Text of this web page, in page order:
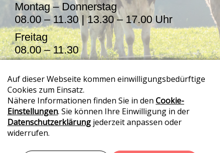
Montag – Donnerstag
08.00 – 11.30 | 13.30 – 17.00 Uhr
Freitag
08.00 – 11.30
Öffnungszeiten möglich
>> Onlineschalter
>> Sitemap
>> Impressum